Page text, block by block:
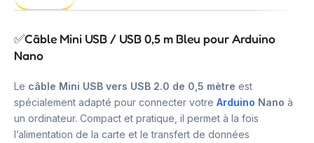
✅Câble Mini USB / USB 0,5 m Bleu pour Arduino
Nano
Le câble Mini USB vers USB 2.0 de 0,5 mètre est
spécialement adapté pour connecter votre Arduino Nano à
un ordinateur. Compact et pratique, il permet à la fois
l’alimentation de la carte et le transfert de données